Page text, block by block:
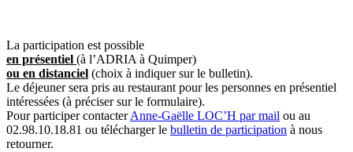
La participation est possible
en présentiel (à l’ADRIA à Quimper)
ou en distanciel (choix à indiquer sur le bulletin).
Le déjeuner sera pris au restaurant pour les personnes en présentiel
intéressées (à préciser sur le formulaire).
Pour participer contacterAnne-Gaëlle LOC’H par mail ou au
02.98.10.18.81 ou télécharger le bulletin de participation à nous
retourner.